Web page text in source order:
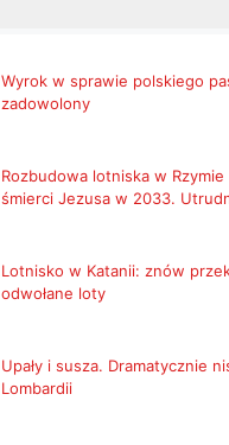
Wyrok w sprawie polskiego
zadowolony
Rozbudowa lotniska w
śmierci Jezusa w 2033.
Lotnisko w Katanii: znów
odwołane loty
Upały i susza. Dramatycznie
Lombardii